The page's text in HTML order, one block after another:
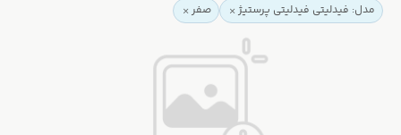
مدل: فیدلیتی فیدلیتی پرستیژ صفر